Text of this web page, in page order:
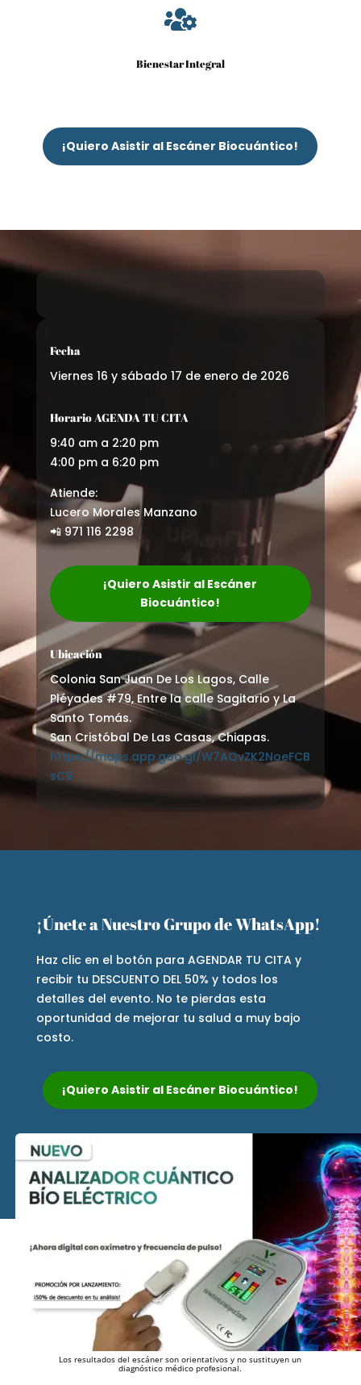

Bienestar Integral
¡Quiero Asistir al Escáner Biocuántico!
Fecha
Viernes 16 y sábado 17 de enero de 2026
Horario AGENDA TU CITA
9:40 am a 2:20 pm
4:00 pm a 6:20 pm
Atiende:
Lucero Morales Manzano
📲 971 116 2298
¡Quiero Asistir al Escáner
Biocuántico!
Ubicación
Colonia San Juan De Los Lagos, Calle
Pléyades #79, Entre la calle Sagitario y La
Santo Tomás.
San Cristóbal De Las Casas, Chiapas.
https://maps.app.goo.gl/W7AQvZK2NoeFCB
sC9
¡Únete a Nuestro Grupo de WhatsApp!
Haz clic en el botón para AGENDAR TU CITA y
recibir tu DESCUENTO DEL 50% y todos los
detalles del evento. No te pierdas esta
oportunidad de mejorar tu salud a muy bajo
costo.
¡Quiero Asistir al Escáner Biocuántico!
Los resultados del escáner son orientativos y no sustituyen un
diagnóstico médico profesional.